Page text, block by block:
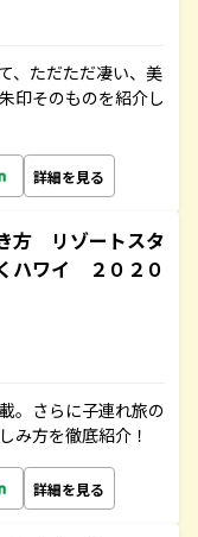
、ただただ凄い、美
印そのものを紹介し
詳細を見る
方 リゾートスタ
ハワイ ２０２０
。さらに子連れ旅の
み方を徹底紹介！
詳細を見る